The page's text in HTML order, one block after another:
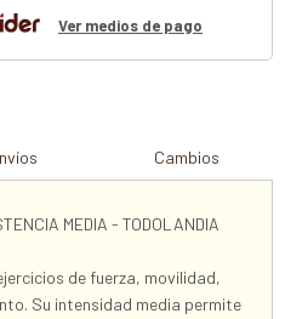
Ver medios de pago
Cambios
MEDIA - TODOLANDIA
de fuerza, movilidad,
Su intensidad media permite